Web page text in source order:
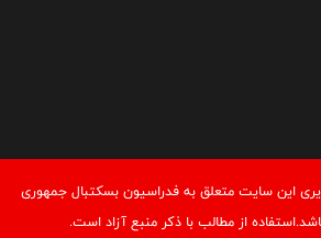
اين سايت متعلق به فدراسیون بسکتبال جمهوری
از مطالب با ذكر منبع آزاد است.